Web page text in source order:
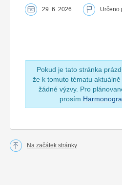
29. 6. 2026 Určeno
Pokud je tato stránka
že k tomuto tématu
žádné výzvy. Pro
prosím
Na začátek stránky